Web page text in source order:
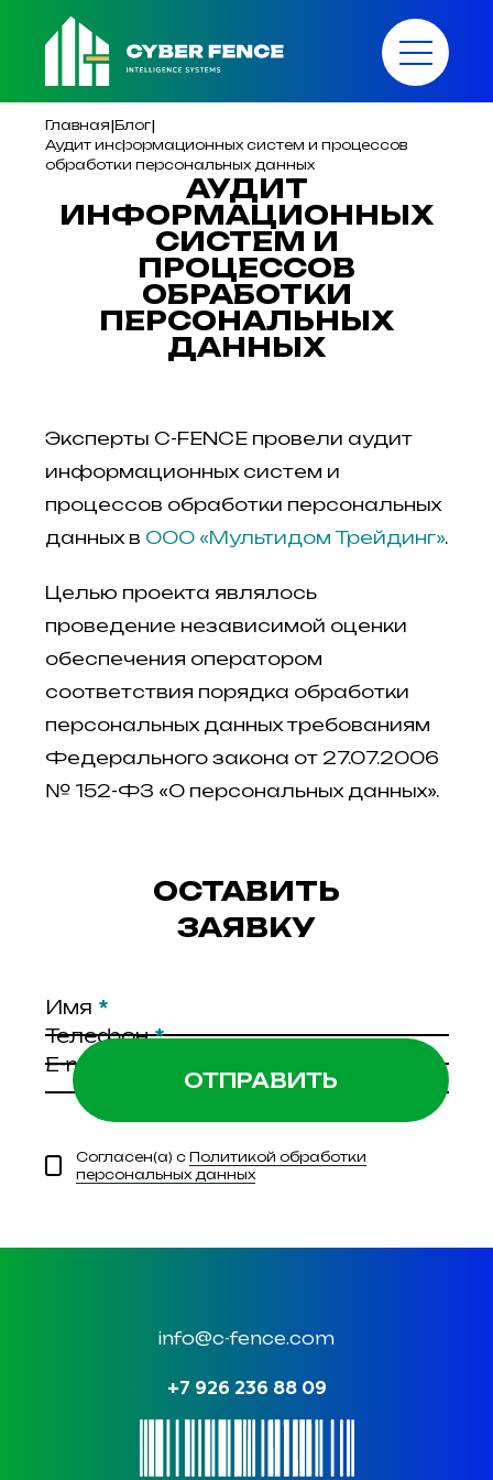
Главная|Блог|
Аудит информационных систем и процессов
обработки персональных данных
АУДИТ
ИНФОРМАЦИОННЫХ
СИСТЕМ И
ПРОЦЕССОВ
ОБРАБОТКИ
ПЕРСОНАЛЬНЫХ
ДАННЫХ
Эксперты C-FENCE провели аудит
информационных систем и
процессов обработки персональных
данных в ООО «Мультидом Трейдинг».
Целью проекта являлось
проведение независимой оценки
обеспечения оператором
соответствия порядка обработки
персональных данных требованиям
Федерального закона от 27.07.2006
№ 152-ФЗ «О персональных данных».
ОСТАВИТЬ
ЗАЯВКУ
Имя *
Телефон*
E-mail
Согласен(а) сПолитикой обработки
персональных данных
info@c-fence.com
+7 926 236 88 09